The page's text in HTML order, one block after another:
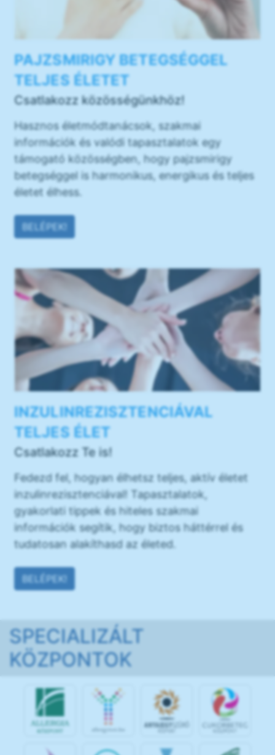
PAJZSMIRIGY BETEGSÉGGEL
TELJES ÉLETET
Csatlakozz közösségünkhöz!
Hasznos életmódtanácsok, szakmai
információk és valódi tapasztalatok egy
támogató közösségben, hogy pajzsmirigy
betegséggel is harmonikus, energikus és teljes
életet élhess.
BELÉPEK!
INZULINREZISZTENCIÁVAL
TELJES ÉLET
Csatlakozz Te is!
Fedezd fel, hogyan élhetsz teljes, aktív életet
inzulinrezisztenciával! Tapasztalatok,
gyakorlati tippek és hiteles szakmai
információk segítik, hogy biztos háttérrel és
tudatosan alakíthasd az életed.
BELÉPEK!
SPECIALIZÁLT
KÖZPONTOK